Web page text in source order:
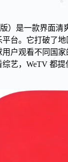
）是一款界面清
台。它打破了
户观看不同国
艺，WeTV 都